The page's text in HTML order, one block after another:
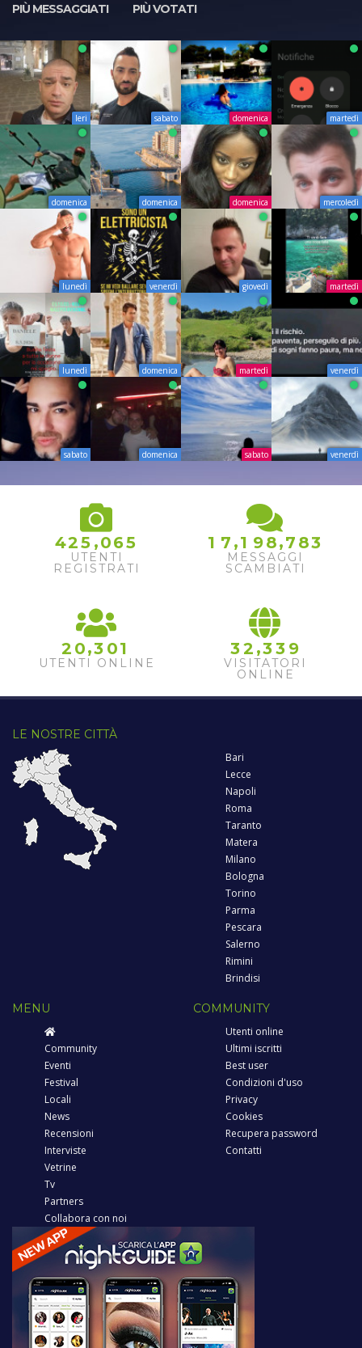
PIÙ MESSAGGIATI
PIÙ VOTATI
Ieri sabato domenica martedì
domenica domenica domenica mercoledì
lunedì venerdì giovedì martedì
lunedì domenica martedì venerdì
sabato domenica sabato venerdì
425 ,065
UTENTI
REGISTRATI
1 7 ,1 98,7 83
MESSAGGI
SCAMBIATI
2 0,3 01
UTENTI ONLINE
32 ,33 9
VISITATORI
ONLINE
LE NOSTRE CITTÀ
Bari
Lecce
Napoli
Roma
Taranto
Matera
Milano
Bologna
Torino
Parma
Pescara
Salerno
Rimini
Brindisi
MENU
Community
Eventi
Festival
Locali
News
Recensioni
Interviste
Vetrine
Tv
Partners
Collabora con noi
COMMUNITY
Utenti online
Ultimi iscritti
Best user
Condizioni d'uso
Privacy
Cookies
Recupera password
Contatti